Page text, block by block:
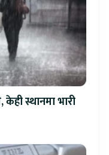
स्थानमा भारी